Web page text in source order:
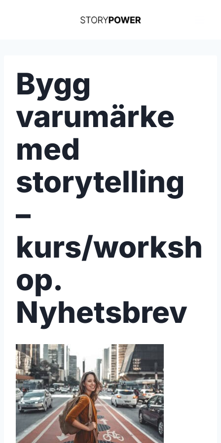
Bygg
varumärke
med
storytelling
–
kurs/worksh
op.
Nyhetsbrev